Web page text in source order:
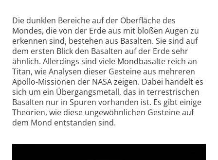
Die dunklen Bereiche auf der Oberfläche des
Mondes, die von der Erde aus mit bloßen Augen zu
erkennen sind, bestehen aus Basalten. Sie sind auf
dem ersten Blick den Basalten auf der Erde sehr
ähnlich. Allerdings sind viele Mondbasalte reich an
Titan, wie Analysen dieser Gesteine aus mehreren
Apollo-Missionen der NASA zeigen. Dabei handelt es
sich um ein Übergangsmetall, das in terrestrischen
Basalten nur in Spuren vorhanden ist. Es gibt einige
Theorien, wie diese ungewöhnlichen Gesteine auf
dem Mond entstanden sind.